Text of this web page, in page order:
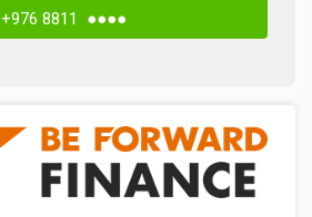
+976 8811 ●●●●